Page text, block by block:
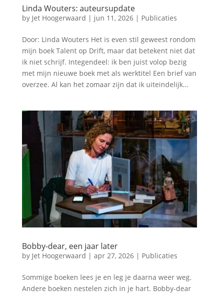
Linda Wouters: auteursupdate
by Jet Hoogerwaard | jun 11, 2026| Publicaties
Door: Linda Wouters Het is even stil geweest rondom
mijn boek Talent op Drift, maar dat betekent niet dat
ik niet schrijf. Integendeel: ik ben juist volop bezig
met mijn nieuwe boek met als werktitel Een brief van
overzee. Al kan het zomaar zijn dat ik uiteindelijk...
Bobby-dear, een jaar later
by Jet Hoogerwaard | apr 27, 2026| Publicaties
Sommige boeken lees je en leg je daarna weer weg.
Andere boeken nestelen zich in je hart. Bobby-dear